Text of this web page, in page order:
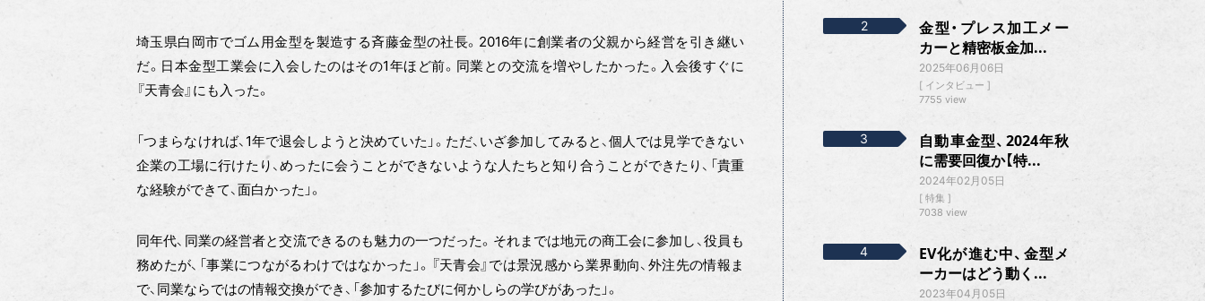
埼玉県白岡市でゴム用金型を製造する斉藤金型の社長。2016年に創業者の父親から経営を引き継い
だ。日本金型工業会に入会したのはその1年ほど前。同業との交流を増やしたかった。入会後すぐに
『天青会』にも入った。
「つまらなければ、1年で退会しようと決めていた」。ただ、いざ参加してみると、個人では見学できない
企業の工場に行けたり、めったに会うことができないような人たちと知り合うことができたり、「貴重
な経験ができて、面白かった」。
同年代、同業の経営者と交流できるのも魅力の一つだった。それまでは地元の商工会に参加し、役員も
務めたが、「事業につながるわけではなかった」。『天青会』では景況感から業界動向、外注先の情報ま
で、同業ならではの情報交換ができ、「参加するたびに何かしらの学びがあった」。
金型・プレス加工メー
カーと精密板金加...
2025年06月06日
インタビュー
7755 view
自動車金型、2024年秋
に需要回復か【特...
2024年02月05日
特集
7038 view
EV化が進む中、金型メ
ーカーはどう動く...
2023年04月05日